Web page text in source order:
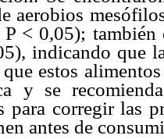
aerobios
< 0,05);
indicando que
estos
y se
para corregir las
antes de